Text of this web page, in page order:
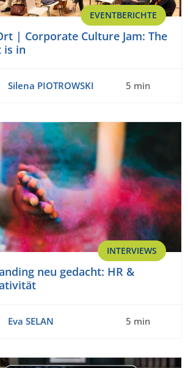
EVENTBERICHTE
| Corporate Culture Jam: The
is in
Silena PIOTROWSKI 5 min
INTERVIEWS
neu gedacht: HR &
Eva SELAN 5 min